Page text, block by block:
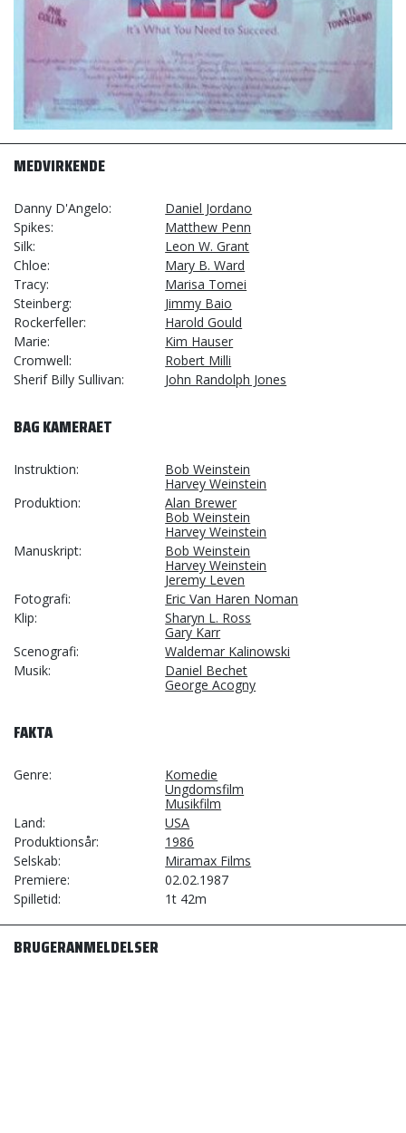
MEDVIRKENDE
Danny D'Angelo
Daniel Jordano
Spikes
Matthew Penn
Silk
Leon W. Grant
Chloe
Mary B. Ward
Tracy
Marisa Tomei
Steinberg
Jimmy Baio
Rockerfeller
Harold Gould
Marie
Kim Hauser
Cromwell
Robert Milli
Sherif Billy Sullivan
John Randolph Jones
BAG KAMERAET
Instruktion
Bob Weinstein
Harvey Weinstein
Produktion
Alan Brewer
Bob Weinstein
Harvey Weinstein
Manuskript
Bob Weinstein
Harvey Weinstein
Jeremy Leven
Fotografi
Eric Van Haren Noman
Klip
Sharyn L. Ross
Gary Karr
Scenografi
Waldemar Kalinowski
Musik
Daniel Bechet
George Acogny
FAKTA
Genre
Komedie
Ungdomsfilm
Musikfilm
Land
USA
Produktionsår
1986
Selskab
Miramax Films
Premiere
02.02.1987
Spilletid
1t 42m
BRUGERANMELDELSER